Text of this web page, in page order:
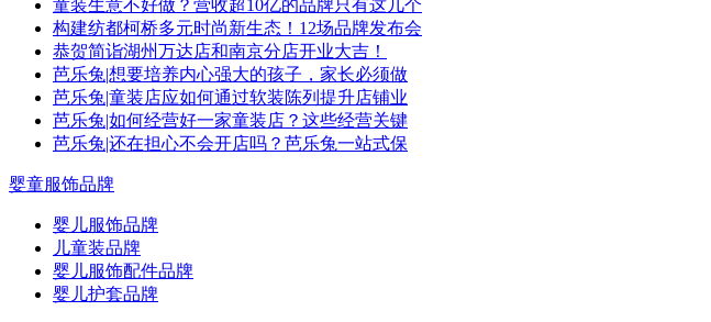
童装生意不好做？营收超10亿的品牌只有这几个
构建纺都柯桥多元时尚新生态！12场品牌发布会
恭贺简诣湖州万达店和南京分店开业大吉！
芭乐兔|想要培养内心强大的孩子，家长必须做
芭乐兔|童装店应如何通过软装陈列提升店铺业
芭乐兔|如何经营好一家童装店？这些经营关键
芭乐兔|还在担心不会开店吗？芭乐兔一站式保
婴童服饰品牌
婴儿服饰品牌
儿童装品牌
婴儿服饰配件品牌
婴儿护套品牌